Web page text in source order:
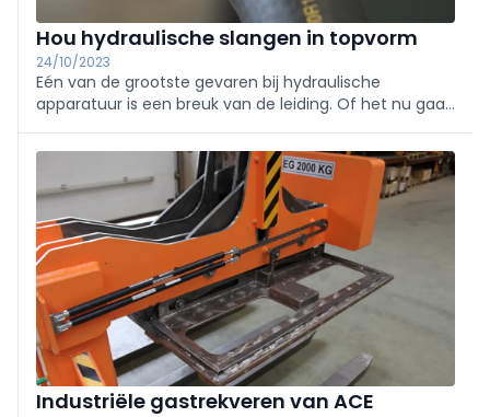
Hou hydraulische slangen in topvorm
24/10/2023
Eén van de grootste gevaren bij hydraulische
apparatuur is een breuk van de leiding. Of het nu gaat
kunnen voor mens, bedrijf en milieu enorm zijn.
Industriële gastrekveren van ACE